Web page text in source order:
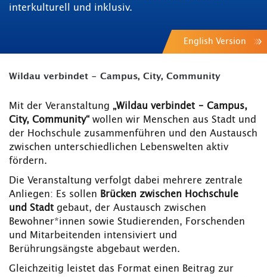
interkulturell und inklusiv.
English Version
Wildau verbindet - Campus, City, Community
Mit der Veranstaltung „Wildau verbindet – Campus,
City, Community“wollen wir Menschen aus Stadt und
der Hochschule zusammenführen und den Austausch
zwischen unterschiedlichen Lebenswelten aktiv
fördern.
Die Veranstaltung verfolgt dabei mehrere zentrale
Anliegen: Es sollen Brücken zwischen Hochschule
und Stadt gebaut, der Austausch zwischen
Bewohner*innen sowie Studierenden, Forschenden
und Mitarbeitenden intensiviert und
Berührungsängste abgebaut werden.
Gleichzeitig leistet das Format einen Beitrag zur